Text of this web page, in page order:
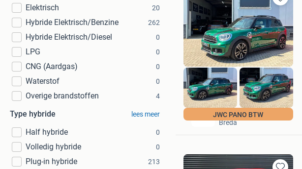
Elektrisch 20
Hybride Elektrisch/Benzine 262
Hybride Elektrisch/Diesel 0
LPG 0
CNG (Aardgas) 0
Waterstof 0
Overige brandstoffen 4
Type hybride lees meer
Half hybride 0
Volledig hybride 0
Plug-in hybride 213
Bewaren
in
Mijn
Favorieten
JWC PANO BTW
Correctautokopen
Breda